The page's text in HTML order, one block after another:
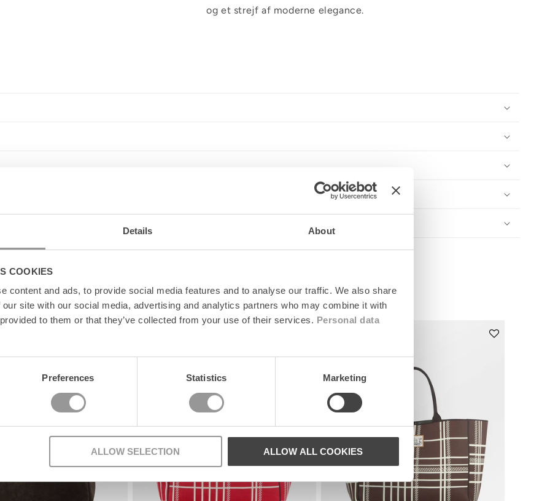
Details About
COOKIES
content and ads, to provide social media features and to analyse our traffic. We also share
site with our social media, advertising and analytics partners who may combine it with
to them or that they’ve collected from your use of their services. Personal data
Preferences Statistics Marketing
ALLOW SELECTION ALLOW ALL COOKIES
og et strejf af moderne elegance.